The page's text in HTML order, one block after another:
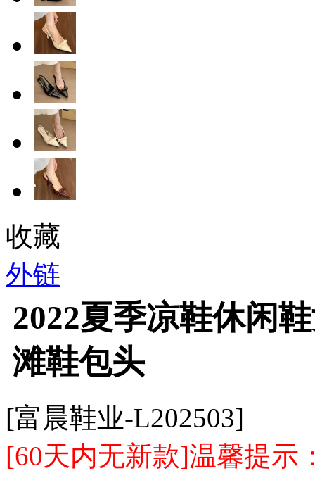
收藏
外链
2022夏季凉鞋休闲
滩鞋包头
[富晨鞋业-L202503]
[60天内无新款]温馨提示